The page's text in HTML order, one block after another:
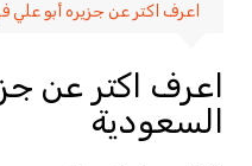
اعرف اكتر عن جزيره أبو علي
اعرف اكتر عن
السعودية